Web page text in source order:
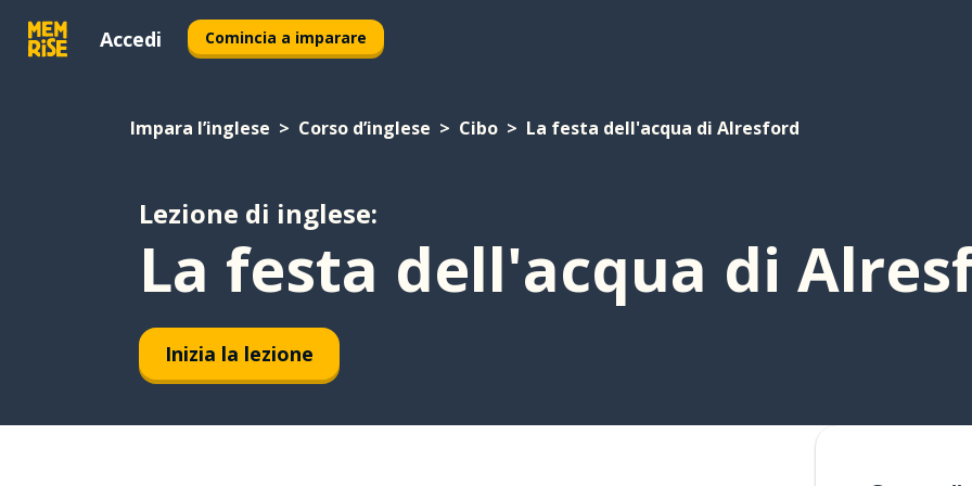
Accedi Comincia a imparare
Impara l’inglese Corso d’inglese Cibo La festa dell'acqua di Alresford
Lezione di inglese:
La festa dell'acqua di
Inizia la lezione